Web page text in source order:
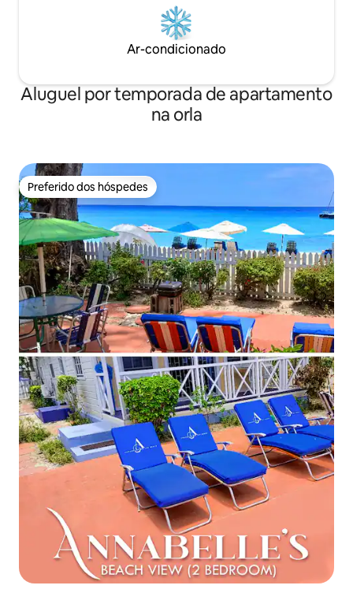
Ar-condicionado
Aluguel por temporada de apartamento
na orla
Preferido dos hóspedes
Preferido dos hóspedes